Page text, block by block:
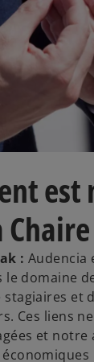
est
: Audencia
domaine
stagiaires et
Ces liens
et notre